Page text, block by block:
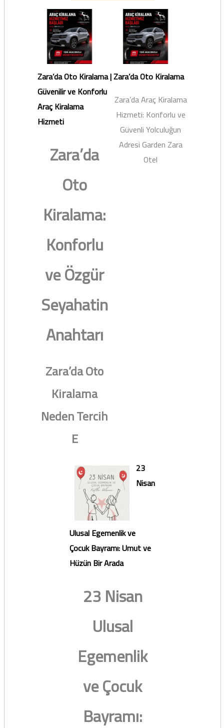
Zara’da Oto Kiralama |
Güvenilir ve Konforlu
Araç Kiralama
Hizmeti
Zara’da
Oto
Kiralama:
Konforlu
ve Özgür
Seyahatin
Anahtarı
Zara’da Oto
Kiralama
Neden Tercih
E
Zara’da Oto Kiralama
Zara’da Araç Kiralama
Hizmeti: Konforlu ve
Güvenli Yolculuğun
Adresi Garden Zara
Otel
23
Nisan
Ulusal Egemenlik ve
Çocuk Bayramı: Umut ve
Hüzün Bir Arada
23 Nisan
Ulusal
Egemenlik
ve Çocuk
Bayramı: